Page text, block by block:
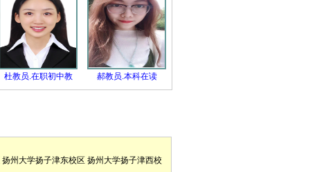
杜教员.在职初中教 郝教员.本科在读
扬州大学扬子津东校区 扬州大学扬子津西校